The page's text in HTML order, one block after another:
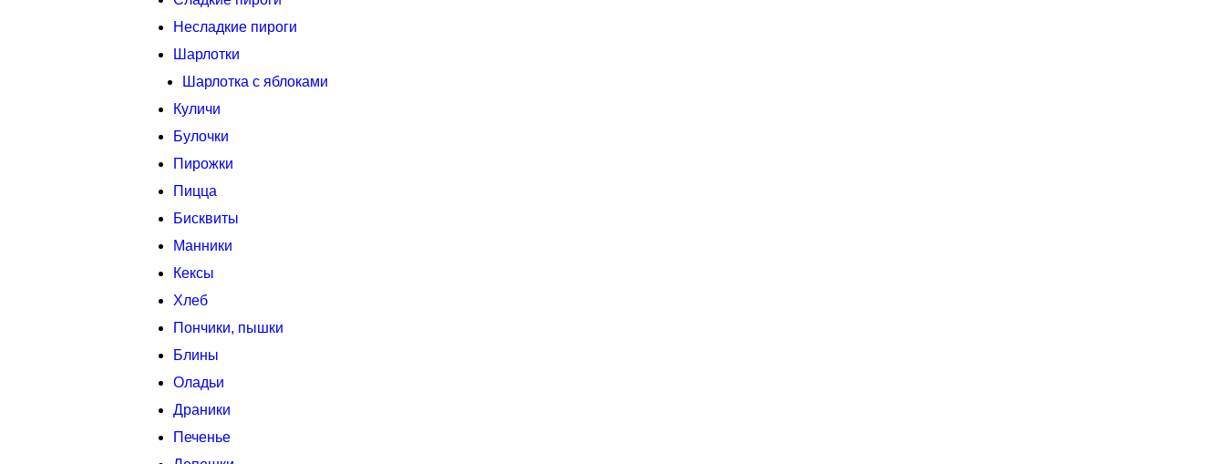
Несладкие пироги
Шарлотки
Шарлотка с яблоками
Куличи
Булочки
Пирожки
Пицца
Бисквиты
Манники
Кексы
Хлеб
Пончики, пышки
Блины
Оладьи
Драники
Печенье